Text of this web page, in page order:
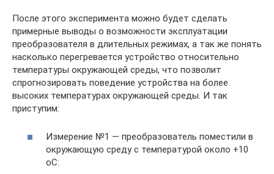
После этого эксперимента можно будет сделать
примерные выводы о возможности эксплуатации
преобразователя в длительных режимах, а так же понять
насколько перегревается устройство относительно
температуры окружающей среды, что позволит
спрогнозировать поведение устройства на более
высоких температурах окружающей среды. И так
приступим:
Измерение №1 — преобразователь поместили в
окружающую среду с температурой около +10
oС: